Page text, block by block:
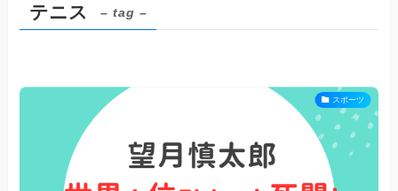
テニス – tag –
スポーツ